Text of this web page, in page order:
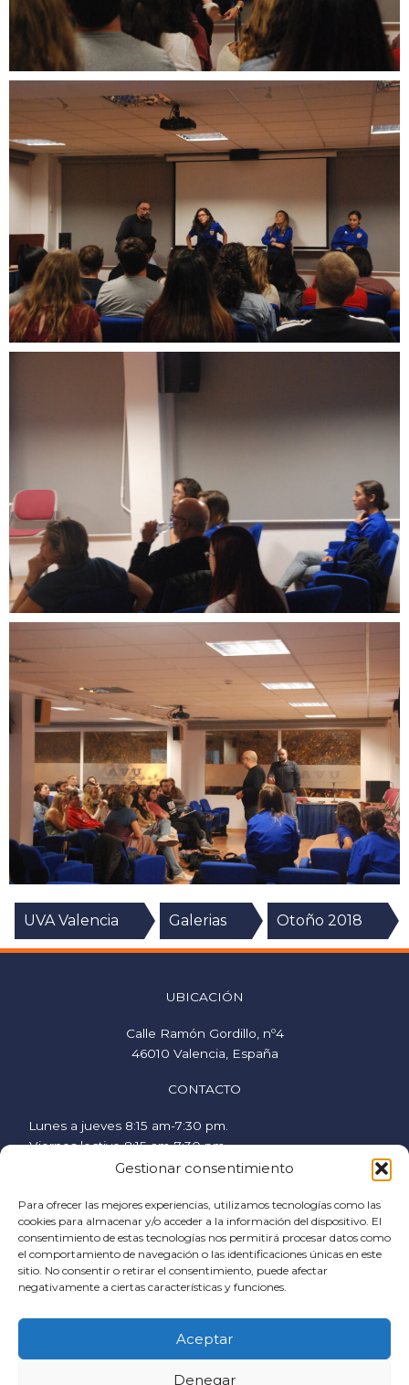
Gestionar consentimiento
Para ofrecer las mejores experiencias, utilizamos tecnologías como las
cookies para almacenar y/o acceder a la información del dispositivo. El
consentimiento de estas tecnologías nos permitirá procesar datos como
el comportamiento de navegación o las identificaciones únicas en este
sitio. No consentir o retirar el consentimiento, puede afectar
negativamente a ciertas características y funciones.
Aceptar
Denegar
UVA Valencia Galerias Otoño 2018
UBICACIÓN
Calle Ramón Gordillo, nº4
46010 Valencia, España
CONTACTO
Lunes a jueves 8:15 am-7:30 pm.
Viernes lectivo 8:15 am-7:30 pm.
Viernes no lectivo 9 am-2:00 pm.
+34 963694977
SÍGUENOS
F
c
I
s
t
Y
u
AYUDA
Política de cookies
Condiciones generales